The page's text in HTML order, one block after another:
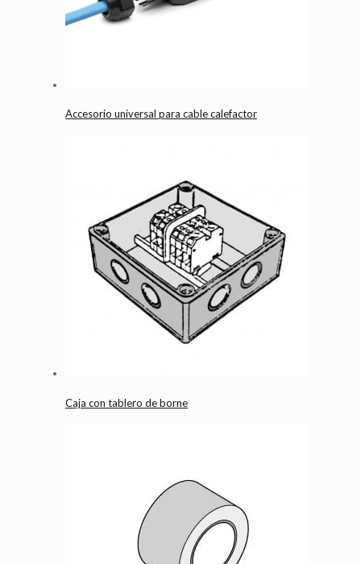
Accesorio universal para cable calefactor
Caja con tablero de borne